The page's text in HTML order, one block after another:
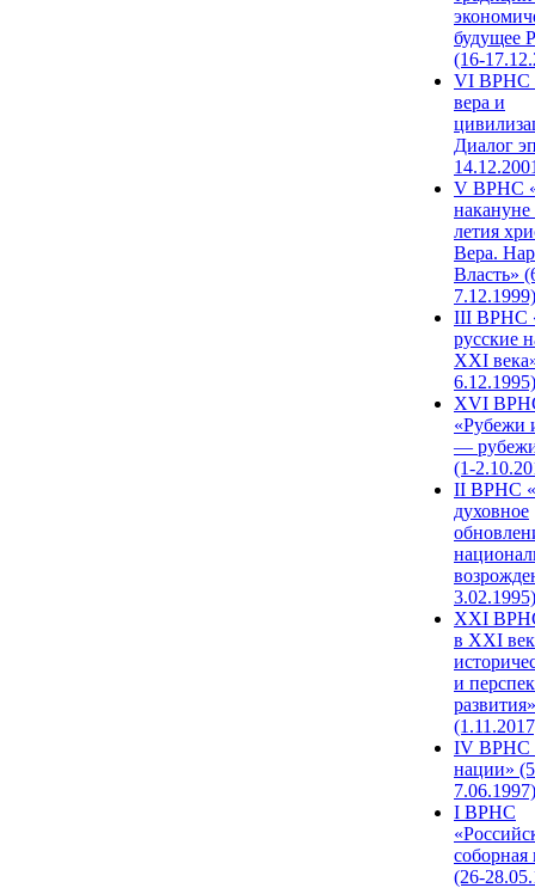
будущее
(16-
VI ВРНС
вера и
Диалог
V ВРНС
накануне
летия
Вера.
Власть»
7.12.1999)
III ВРНС
русские
XXI
6.12.1995)
XVI
«Рубежи
—
(1-
II ВРНС
духовное
3.02.1995)
XХI
в XXI
и
развития»
IV ВРНС
нации»
7.06.1997)
I ВРНС
(26-